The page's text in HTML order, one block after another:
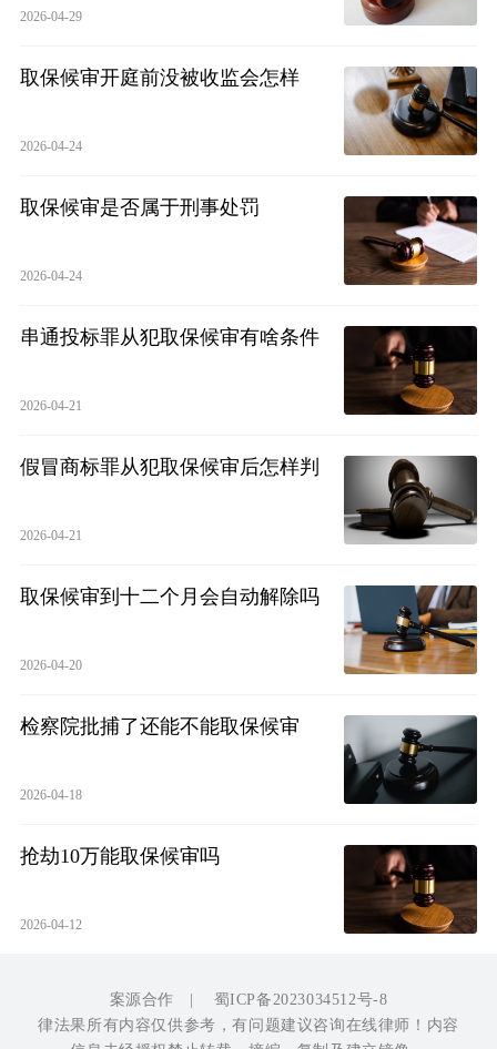
2026-04-29
取保候审开庭前没被收监会怎样
2026-04-24
取保候审是否属于刑事处罚
2026-04-24
串通投标罪从犯取保候审有啥条件
2026-04-21
假冒商标罪从犯取保候审后怎样判
2026-04-21
取保候审到十二个月会自动解除吗
2026-04-20
检察院批捕了还能不能取保候审
2026-04-18
抢劫10万能取保候审吗
2026-04-12
案源合作 | 蜀ICP备2023034512号-8
律法果所有内容仅供参考，有问题建议咨询在线律师！内容